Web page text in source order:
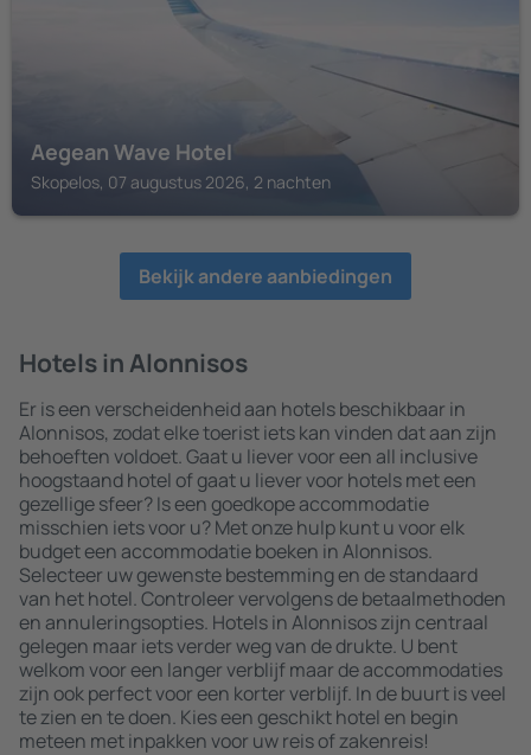
Aegean Wave Hotel
Skopelos, 07 augustus 2026, 2 nachten
Bekijk andere aanbiedingen
Hotels in Alonnisos
Er is een verscheidenheid aan hotels beschikbaar in
Alonnisos, zodat elke toerist iets kan vinden dat aan zijn
behoeften voldoet. Gaat u liever voor een all inclusive
hoogstaand hotel of gaat u liever voor hotels met een
gezellige sfeer? Is een goedkope accommodatie
misschien iets voor u? Met onze hulp kunt u voor elk
budget een accommodatie boeken in Alonnisos.
Selecteer uw gewenste bestemming en de standaard
van het hotel. Controleer vervolgens de betaalmethoden
en annuleringsopties. Hotels in Alonnisos zijn centraal
gelegen maar iets verder weg van de drukte. U bent
welkom voor een langer verblijf maar de accommodaties
zijn ook perfect voor een korter verblijf. In de buurt is veel
te zien en te doen. Kies een geschikt hotel en begin
meteen met inpakken voor uw reis of zakenreis!